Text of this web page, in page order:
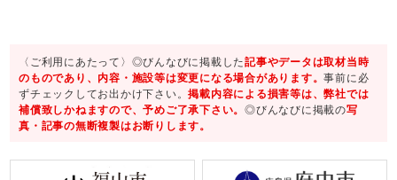
〈ご利用にあたって〉◎びんなびに掲載した記事やデータは取材当時
のものであり、内容・施設等は変更になる場合があります。事前に必
ずチェックしてお出かけ下さい。掲載内容による損害等は、弊社では
補償致しかねますので、予めご了承下さい。◎びんなびに掲載の写
真・記事の無断複製はお断りします。